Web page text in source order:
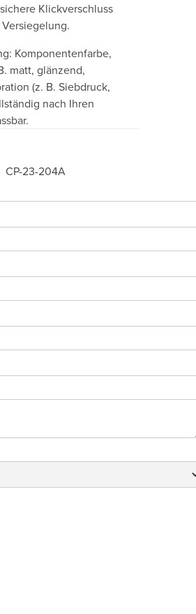
Klickverschluss
Komponentenfarbe,
matt, glänzend,
(z. B. Siebdruck,
nach Ihren
CP-23-204A